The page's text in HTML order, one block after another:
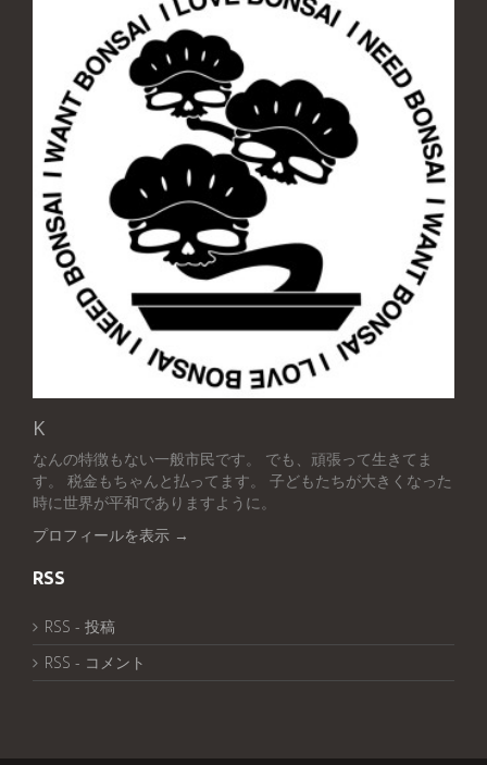
K
なんの特徴もない一般市民です。 でも、頑張って生きてま
す。 税金もちゃんと払ってます。 子どもたちが大きくなった
時に世界が平和でありますように。
プロフィールを表示 →
RSS
RSS - 投稿
RSS - コメント